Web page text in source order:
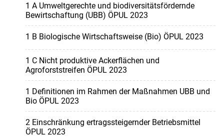
1 A Umweltgerechte und biodiversitätsfördernde
Bewirtschaftung (UBB) ÖPUL 2023
1 B Biologische Wirtschaftsweise (Bio) ÖPUL 2023
1 C Nicht produktive Ackerflächen und
Agroforststreifen ÖPUL 2023
1 Definitionen im Rahmen der Maßnahmen UBB und
Bio ÖPUL 2023
2 Einschränkung ertragssteigernder Betriebsmittel
ÖPUL 2023